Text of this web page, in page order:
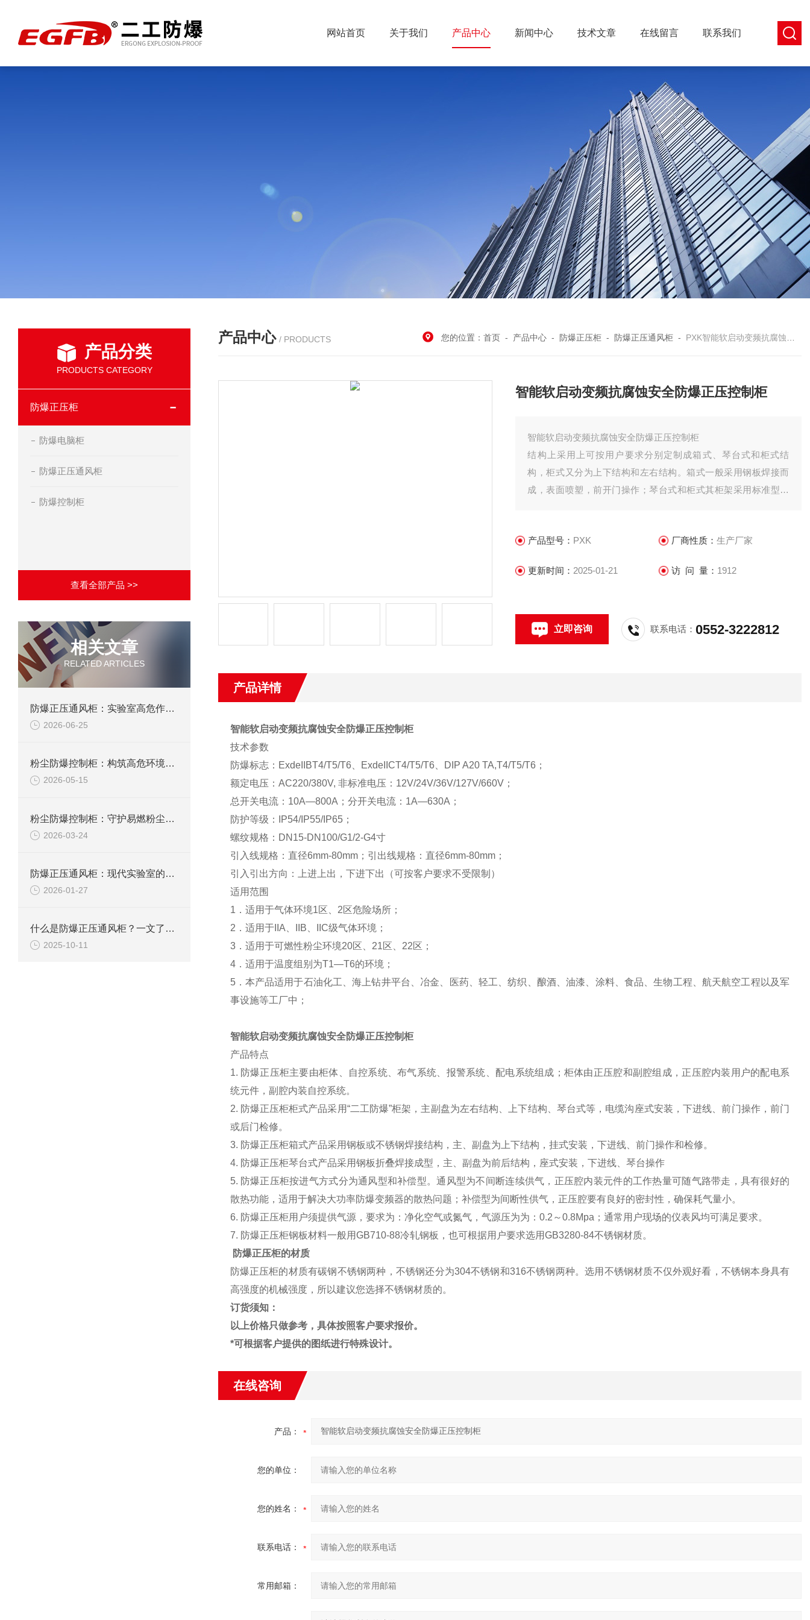
网站首页 关于我们 产品中心 新闻中心 技术文章 在线留言 联系我们
产品分类
PRODUCTS CATEGORY
防爆正压柜
防爆电脑柜
防爆正压通风柜
防爆控制柜
查看全部产品 >>
相关文章
RELATED ARTICLES
防爆正压通风柜：实验室高危作业的安全防护载体
2026-06-25
粉尘防爆控制柜：构筑高危环境下的电气安全屏障
2026-05-15
粉尘防爆控制柜：守护易燃粉尘环境下的电气安全
2026-03-24
防爆正压通风柜：现代实验室的安全屏障
2026-01-27
什么是防爆正压通风柜？一文了解其定义、原理及应用
2025-10-11
产品中心 / PRODUCTS 您的位置：首页 - 产品中心 - 防爆正压柜 - 防爆正压通风柜 - PXK智能软启动变频抗腐蚀安全防爆正压控制柜
智能软启动变频抗腐蚀安全防爆正压控制柜
智能软启动变频抗腐蚀安全防爆正压控制柜
结构上采用上可按用户要求分别定制成箱式、琴台式和柜式结
构，柜式又分为上下结构和左右结构。箱式一般采用钢板焊接而
成，表面喷塑，前开门操作；琴台式和柜式其柜架采用标准型材
产品型号： PXK 厂商性质： 生产厂家
更新时间： 2025-01-21 访 问 量： 1912
立即咨询 联系电话：0552-3222812
产品详情
智能软启动变频抗腐蚀安全防爆正压控制柜
技术参数
防爆标志：ExdeIIBT4/T5/T6、ExdeIICT4/T5/T6、DIP A20 TA,T4/T5/T6；
额定电压：AC220/380V, 非标准电压：12V/24V/36V/127V/660V；
总开关电流：10A—800A；分开关电流：1A—630A；
防护等级：IP54/IP55/IP65；
螺纹规格：DN15-DN100/G1/2-G4寸
引入线规格：直径6mm-80mm；引出线规格：直径6mm-80mm；
引入引出方向：上进上出，下进下出（可按客户要求不受限制）
适用范围
1．适用于气体环境1区、2区危险场所；
2．适用于IIA、IIB、IIC级气体环境；
3．适用于可燃性粉尘环境20区、21区、22区；
4．适用于温度组别为T1—T6的环境；
5．本产品适用于石油化工、海上钻井平台、冶金、医药、轻工、纺织、酿酒、油漆、涂料、食品、生物工程、航天航空工程以及军
事设施等工厂中；
智能软启动变频抗腐蚀安全防爆正压控制柜
产品特点
1. 防爆正压柜主要由柜体、自控系统、布气系统、报警系统、配电系统组成；柜体由正压腔和副腔组成，正压腔内装用户的配电系
统元件，副腔内装自控系统。
2. 防爆正压柜柜式产品采用“二工防爆”柜架，主副盘为左右结构、上下结构、琴台式等，电缆沟座式安装，下进线、前门操作，前门
或后门检修。
3. 防爆正压柜箱式产品采用钢板或不锈钢焊接结构，主、副盘为上下结构，挂式安装，下进线、前门操作和检修。
4. 防爆正压柜琴台式产品采用钢板折叠焊接成型，主、副盘为前后结构，座式安装，下进线、琴台操作
5. 防爆正压柜按进气方式分为通风型和补偿型。通风型为不间断连续供气，正压腔内装元件的工作热量可随气路带走，具有很好的
散热功能，适用于解决大功率防爆变频器的散热问题；补偿型为间断性供气，正压腔要有良好的密封性，确保耗气量小。
6. 防爆正压柜用户须提供气源，要求为：净化空气或氮气，气源压为为：0.2～0.8Mpa；通常用户现场的仪表风均可满足要求。
7. 防爆正压柜钢板材料一般用GB710-88冷轧钢板，也可根据用户要求选用GB3280-84不锈钢材质。
防爆正压柜的材质
防爆正压柜的材质有碳钢不锈钢两种，不锈钢还分为304不锈钢和316不锈钢两种。选用不锈钢材质不仅外观好看，不锈钢本身具有
高强度的机械强度，所以建议您选择不锈钢材质的。
订货须知：
以上价格只做参考，具体按照客户要求报价。
*可根据客户提供的图纸进行特殊设计。
在线咨询
产品：
您的单位：
您的姓名：
联系电话：
常用邮箱：